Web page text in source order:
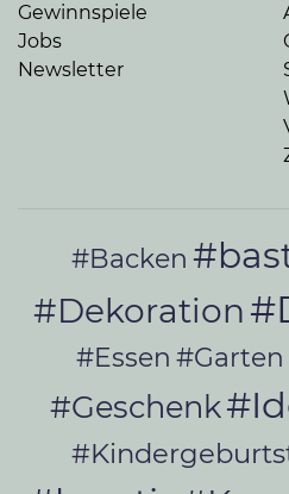
Gewinnspiele
Jobs
Newsletter
#Backen
#Dekoration
#Essen #Garten
#Geschenk